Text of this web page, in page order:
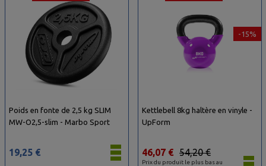
Poids en fonte de 2,5 kg SLIM
MW-O2,5-slim - Marbo Sport
19,25 €
-15%
Kettlebell 8kg haltère en vinyle -
UpForm
Prix du produit le plus bas au
54,20 €
46,07 €